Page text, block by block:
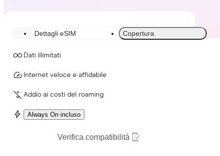
Dettagli eSIM Copertura
Dati illimitati
Internet veloce e affidabile
Addio ai costi del roaming
Always On incluso
Verifica compatibilità